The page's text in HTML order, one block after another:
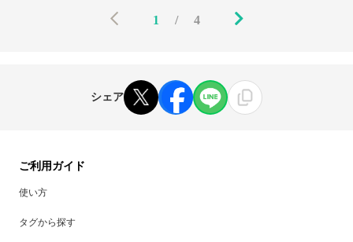
1 / 4
シェア
ご利用ガイド
使い方
タグから探す